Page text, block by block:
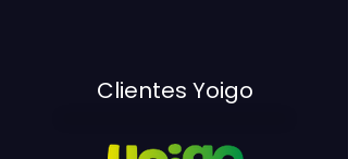
Clientes Yoigo